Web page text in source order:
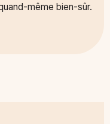
même bien-sûr.